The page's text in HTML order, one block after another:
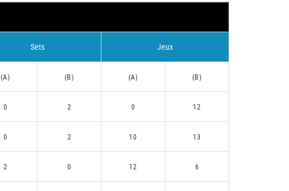
Sets Jeux
(A) (B) (A) (B)
0 2 0 12
0 2 10 13
2 0 12 6